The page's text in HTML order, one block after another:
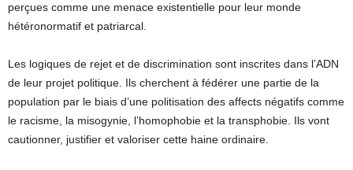
perçues comme une menace existentielle pour leur monde
hétéronormatif et patriarcal.
Les logiques de rejet et de discrimination sont inscrites dans l’ADN
de leur projet politique. Ils cherchent à fédérer une partie de la
population par le biais d’une politisation des affects négatifs comme
le racisme, la misogynie, l’homophobie et la transphobie. Ils vont
cautionner, justifier et valoriser cette haine ordinaire.